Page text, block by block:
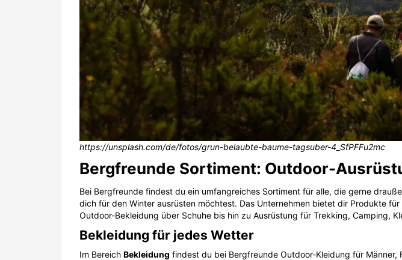
https://unsplash.com/de/fotos/grun-belaubte-baume-tagsuber-4_SfPFFu2mc
Bergfreunde Sortiment: Outdoor-
Bei Bergfreunde findest du ein umfangreiches Sortiment für alle, die gerne
dich für den Winter ausrüsten möchtest. Das Unternehmen bietet dir Produkte
Outdoor-Bekleidung über Schuhe bis hin zu Ausrüstung für Trekking, Camping,
Bekleidung für jedes Wetter
Im Bereich Bekleidung findest du bei Bergfreunde Outdoor-Kleidung für Männer,